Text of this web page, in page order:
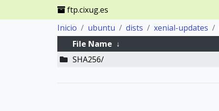
ftp.cixug.es
Inicio
ubuntu dists xenial-updates
File Name ↓
SHA256/